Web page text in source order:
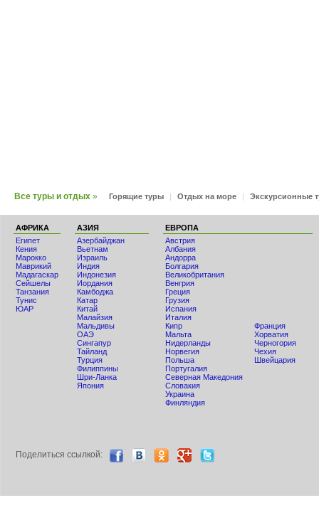
Все туры и отдых » Горящие туры | Отдых на море | Экскурсионные
АФРИКА
Египет
Кения
Мaрокко
Маврикий
Мадагаскар
Сейшелы
Танзания
Тунис
ЮАР
АЗИЯ
Азербайджан
Вьетнам
Израиль
Индия
Индонезия
Иордания
Камбоджа
Катар
Китай
Малайзия
Мальдивы
ОАЭ
Сингапур
Тайланд
Турция
Филиппины
Шри-Ланка
Япония
ЕВРОПА
Австрия
Албания
Андорра
Болгария
Великобритания
Венгрия
Греция
Грузия
Испания
Италия
Кипр
Мальта
Нидерланды
Норвегия
Польша
Португалия
Северная Македония
Словакия
Украина
Финляндия
Франция
Хорватия
Черногория
Чехия
Швейцария
Поделиться ccылкой: